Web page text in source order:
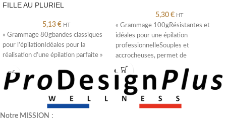
FILLE AU PLURIEL
5,13 € HT
« Grammage 80gbandes classiques
pour l’épilationIdéales pour la
réalisation d’une épilation parfaite »
5,30 € HT
« Grammage 100gRésistantes et
idéales pour une épilation
professionnelleSouples et
accrocheuses, permet de
parfaitement retirer la cirepaquet de
250 bandes »
Notre MISSION :